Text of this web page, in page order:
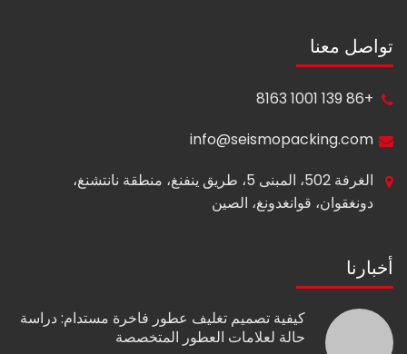
تواصل معنا
+86 139 1001 8163
info@seismopacking.com
الغرفة 502، المبنى 5، طريق ينفنغ، منطقة نانتشنغ،
دونغقوان، قوانغدونغ، الصين
أخبارنا
كيفية تصميم تغليف عطور فاخرة مستدام: دراسة
حالة لعلامات العطور المتخصصة